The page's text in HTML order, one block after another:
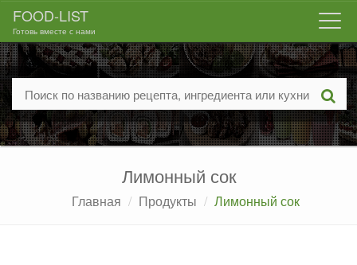
FOOD-LIST
Готовь вместе с нами
Лимонный сок
Главная Продукты Лимонный сок